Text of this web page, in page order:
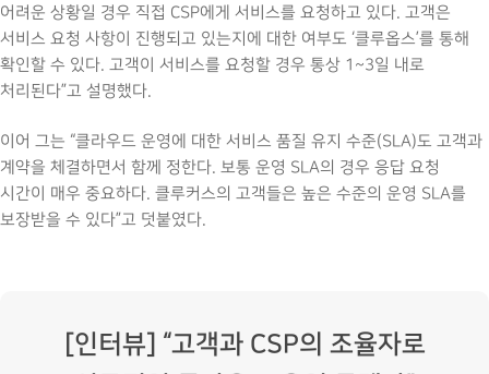
어려운 상황일 경우 직접 CSP에게 서비스를 요청하고 있다. 고객은
서비스 요청 사항이 진행되고 있는지에 대한 여부도 ‘클루옵스’를 통해
확인할 수 있다. 고객이 서비스를 요청할 경우 통상 1~3일 내로
처리된다”고 설명했다.
이어 그는 “클라우드 운영에 대한 서비스 품질 유지 수준(SLA)도 고객과
계약을 체결하면서 함께 정한다. 보통 운영 SLA의 경우 응답 요청
시간이 매우 중요하다. 클루커스의 고객들은 높은 수준의 운영 SLA를
보장받을 수 있다”고 덧붙였다.
[인터뷰] “고객과 CSP의 조율자로